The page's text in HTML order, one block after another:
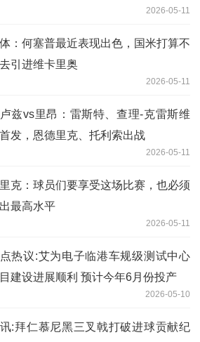
2026-05-11
：何塞普最近表现出色，国米打算不
引进维卡里奥
2026-05-11
兹vs里昂：雷斯特、查理-克雷斯维
发，恩德里克、托利索出战
2026-05-11
克：球员们要享受这场比赛，也必须
最高水平
2026-05-11
热议:艾为电子临港车规级测试中心
建设进展顺利 预计今年6月份投产
2026-05-10
:拜仁慕尼黑三叉戟打破进球贡献纪